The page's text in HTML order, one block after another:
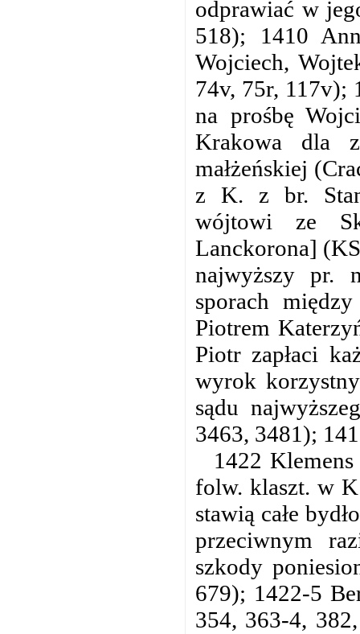
odprawiać w
518); 1410
Wojciech,
74v, 75r, 117v);
na prośbę
Krakowa dla
małżeńskiej
z K. z br.
wójtowi ze
Lanckorona]
najwyższy pr.
sporach
Piotrem
Piotr zapłaci
wyrok
sądu
3463, 3481);
1422
folw. klaszt. w
stawią całe
przeciwnym
szkody
679); 1422-5
354, 363-4,